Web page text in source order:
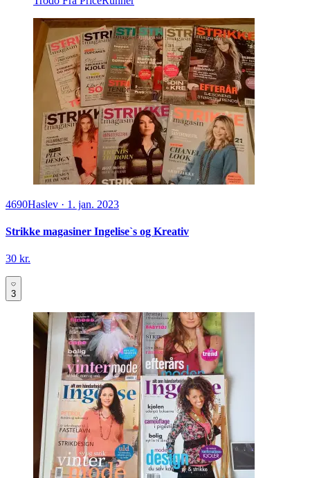
4690Haslev · 1. jan. 2023
Strikke magasiner Ingelise`s og Kreativ
30 kr.
3